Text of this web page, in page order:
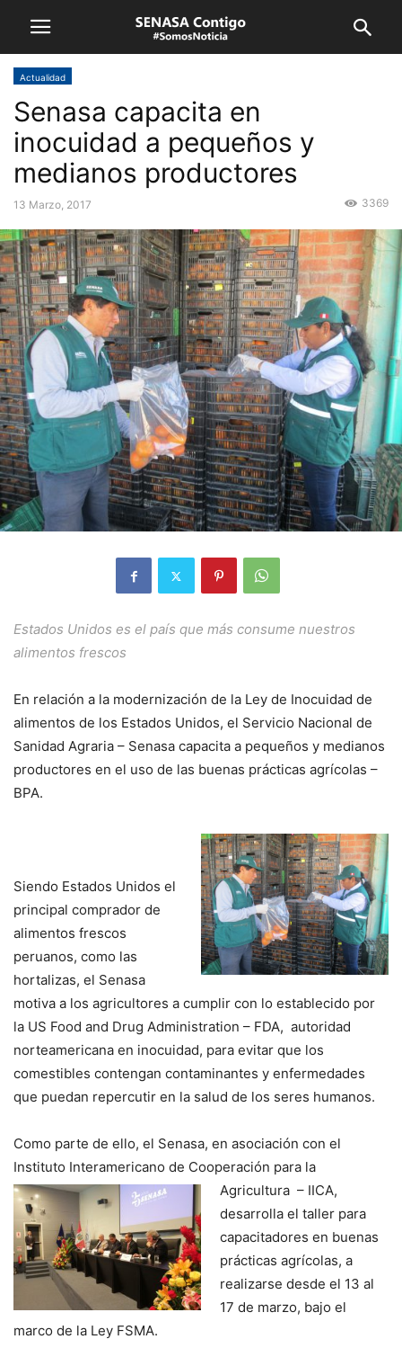
Actualidad
Senasa capacita en
inocuidad a pequeños y
medianos productores
13 Marzo, 2017 3369
Estados Unidos es el país que más consume nuestros
alimentos frescos
En relación a la modernización de la Ley de Inocuidad de
alimentos de los Estados Unidos, el Servicio Nacional de
Sanidad Agraria – Senasa capacita a pequeños y medianos
productores en el uso de las buenas prácticas agrícolas –
BPA.
Siendo Estados Unidos el
principal comprador de
alimentos frescos
peruanos, como las
hortalizas, el Senasa
motiva a los agricultores a cumplir con lo establecido por
la US Food and Drug Administration – FDA, autoridad
norteamericana en inocuidad, para evitar que los
comestibles contengan contaminantes y enfermedades
que puedan repercutir en la salud de los seres humanos.
Como parte de ello, el Senasa, en asociación con el
Instituto Interamericano de Cooperación para la
Agricultura – IICA,
desarrolla el taller para
capacitadores en buenas
prácticas agrícolas, a
realizarse desde el 13 al
17 de marzo, bajo el
marco de la Ley FSMA.